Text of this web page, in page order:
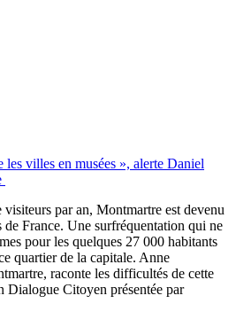
villes en musées », alerte Daniel
par an, Montmartre est devenu
de France. Une surfréquentation qui ne
pour les quelques 27 000 habitants
quartier de la capitale. Anne
raconte les difficultés de cette
Dialogue Citoyen présentée par